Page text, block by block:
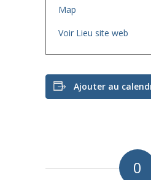
Map
Voir Lieu site web
Ajouter au
0